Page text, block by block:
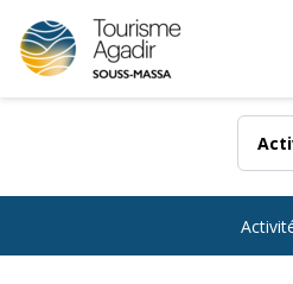
Panneau de gestion des cookies